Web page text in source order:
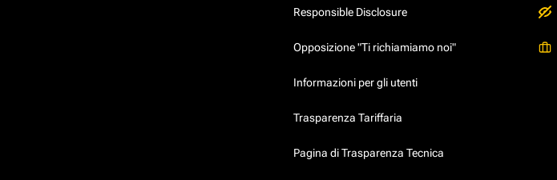
Responsible Disclosure
Opposizione "Ti richiamiamo noi"
Informazioni per gli utenti
Trasparenza Tariffaria
Pagina di Trasparenza Tecnica